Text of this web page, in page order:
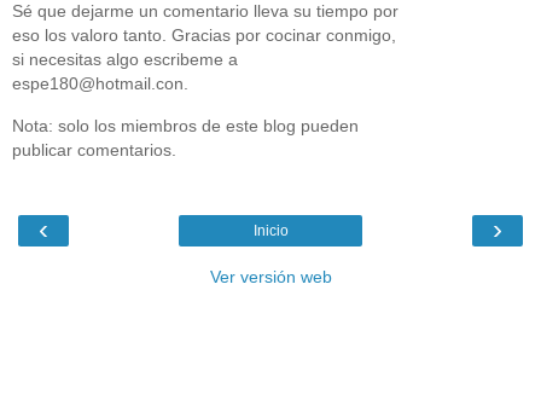
Sé que dejarme un comentario lleva su tiempo por
eso los valoro tanto. Gracias por cocinar conmigo,
si necesitas algo escribeme a
espe180@hotmail.con.
Nota: solo los miembros de este blog pueden
publicar comentarios.
‹ ›
Inicio
Ver versión web